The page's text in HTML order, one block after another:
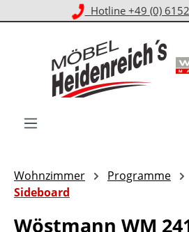
Zum Hauptinhalt springen
Kostenloser Versand ab
Wohnzimmer Programme
Sideboard
Wöstmann WM